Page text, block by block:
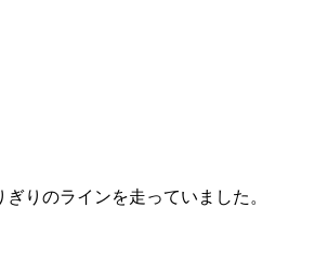
りのラインを走っていました。